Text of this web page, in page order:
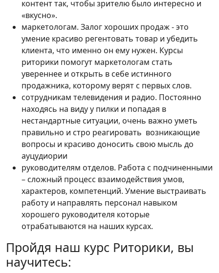
контент так, чтобы зрителю было интересно и
«вкусно».
маркетологам. Залог хороших продаж - это
умение красиво регентовать товар и убедить
клиента, что именно он ему нужен. Курсы
риторики помогут маркетологам стать
увереннее и открыть в себе истинного
продажника, которому верят с первых слов.
сотрудникам телевидения и радио. Постоянно
находясь на виду у пилки и попадая в
нестандартные ситуации, очень важно уметь
правильно и стро реагировать возникающие
вопросы и красиво доносить свою мысль до
ауцудиории
руководителям отделов. Работа с подчиненными
– сложный процесс взаимодействия умов,
характеров, компетенций. Умение выстраивать
работу и направлять персонал навыком
хорошего руководителя которые
отрабатываются на наших курсах.
Пройдя наш курс Риторики, вы
научитесь: